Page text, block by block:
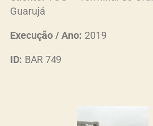
Guarujá
Execução / Ano: 2019
ID: BAR 749